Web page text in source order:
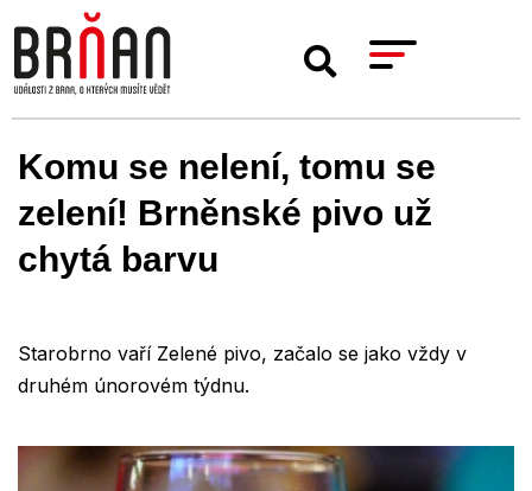
Komu se nelení, tomu se
zelení! Brněnské pivo už
chytá barvu
Starobrno vaří Zelené pivo, začalo se jako vždy v
druhém únorovém týdnu.